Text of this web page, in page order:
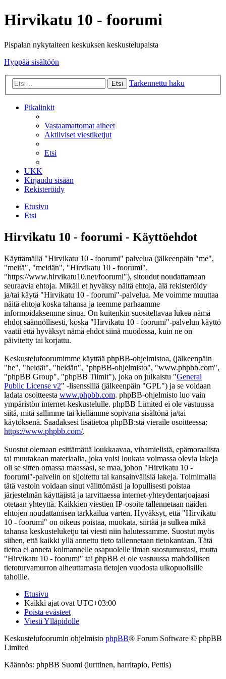
Hirvikatu 10 - foorumi
Pispalan nykytaiteen keskuksen keskustelupalsta
Hyppää sisältöön
Etsi Tarkennettu haku
Pikalinkit
Vastaamattomat aiheet
Aktiiviset viestiketjut
Etsi
UKK
Kirjaudu sisään
Rekisteröidy
Etusivu
Etsi
Hirvikatu 10 - foorumi - Käyttöehdot
Käyttämällä "Hirvikatu 10 - foorumi" palvelua (jälkeenpäin "me",
"meitä", "meidän", "Hirvikatu 10 - foorumi",
"https://www.hirvikatu10.net/foorumi"), sitoudut noudattamaan
seuraavia ehtoja. Mikäli et hyväksy näitä ehtoja, älä rekisteröidy
ja/tai käytä "Hirvikatu 10 - foorumi"-palvelua. Me voimme muuttaa
näitä ehtoja koska tahansa ja teemme parhaamme
informoidaksemme sinua. On kuitenkin suositeltavaa lukea nämä
ehdot säännöllisesti, koska "Hirvikatu 10 - foorumi"-palvelun käyttö
vaatii että hyväksyt nämä ehdot siinä muodossa, kuin ne on
päivitetty tai korjattu.
Keskustelufoorumimme käyttää phpBB-ohjelmistoa, (jälkeenpäin
"he", "heidät", "heidän", "phpBB-ohjelmisto", "www.phpbb.com",
"phpBB Group", "phpBB Tiimit"), joka on julkaistu "General
Public License v2" -lisenssillä (jälkeenpäin "GPL") ja se voidaan
ladata osoitteesta www.phpbb.com. phpBB-ohjelmisto luo vain
ympäristön internet-keskustelulle. phpBB Limited ei ole vastuussa
siitä, mitä sallimme tai kiellämme sopivana sisältönä ja/tai
käytöksenä. Saadaksesi lisätietoa phpBB:stä vieraile osoitteessa:
https://www.phpbb.com/.
Suostut olemaan esittämättä loukkaavaa, vihamielistä, epämoraalista
tai muutakaan materiaalia, joka voisi loukata voimassa olevia lakeja
oli se sitten omassa maassasi, se maa, johon "Hirvikatu 10 -
foorumi"-palvelin on sijoitettu tai kansainvälisiä lakeja. Toimimalla
tätä vastoin voidaan sinut välittömästi ja lopullisesti poistaa
järjestelmän käyttäjistä ja tarvittaessa internet-yhteydentarjoajaasi
otetaan yhteyttä. Kaikkien viestien IP-osoite tallennetaan näiden
ehtojen noudattamisen tarkkailua varten. Hyväksyt, että "Hirvikatu
10 - foorumi" on oikeus poistaa, muokata, siirtää ja sulkea mikä
tahansa keskusteluketju tai viesti niin halutessamme. Suostut myös
siihen, että kaikki yllä annettu tieto tallennetaan tietokantaan. Tätä
tietoa ei anneta kolmannelle osapuolelle ilman suostumustasi, mutta
"Hirvikatu 10 - foorumi" tai phpBB ei ole vastuussa mahdollisen
tietoturvamurron aiheuttamasta tietojen vuodosta ulkopuolisille
tahoille.
Etusivu
Kaikki ajat ovat UTC+03:00
Poista evästeet
Viesti Ylläpidolle
Keskustelufoorumin ohjelmisto phpBB® Forum Software © phpBB
Limited
Käännös: phpBB Suomi (lurttinen, harritapio, Pettis)